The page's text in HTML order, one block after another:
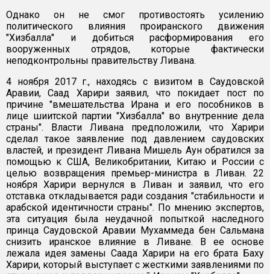
Однако он не смог противостоять усилению
политического влияния проиранского движения
"Хизбалла" и добиться расформирования его
вооруженных отрядов, которые фактически
неподконтрольны правительству Ливана.
4 ноября 2017 г., находясь с визитом в Саудовской
Аравии, Саад Харири заявил, что покидает пост по
причине "вмешательства Ирана и его пособников в
лице шиитской партии "Хизбалла" во внутренние дела
страны". Власти Ливана предположили, что Харири
сделал такое заявление под давлением саудовских
властей, и президент Ливана Мишель Аун обратился за
помощью к США, Великобритании, Китаю и России с
целью возвращения премьер-министра в Ливан. 22
ноября Харири вернулся в Ливан и заявил, что его
отставка откладывается ради создания "стабильности и
арабской идентичности страны". По мнению экспертов,
эта ситуация была неудачной попыткой наследного
принца Саудовской Аравии Мухаммеда бен Сальмана
снизить иранское влияние в Ливане. В ее основе
лежала идея замены Саада Харири на его брата Баху
Харири, который выступает с жесткими заявлениями по